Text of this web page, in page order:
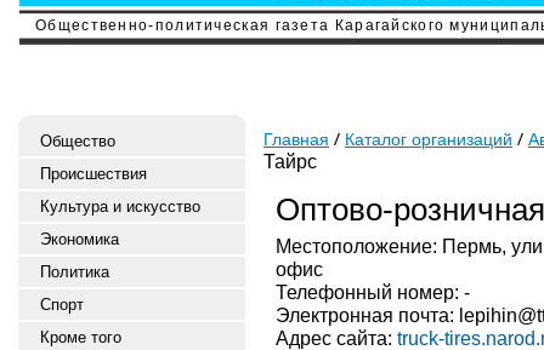
Общественно-политическая газета Карагайского
Общество
Происшествия
Культура и искусство
Экономика
Политика
Спорт
Кроме того
Главная Каталог организаций
Тайрс
Оптово-
Местоположение: Пермь,
офис
Телефонный номер: -
Электронная почта:
Адрес сайта: truck-